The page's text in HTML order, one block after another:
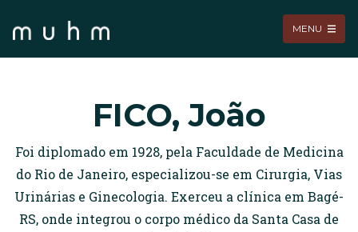
MENU
FICO, João
Foi diplomado em 1928, pela Faculdade de Medicina
do Rio de Janeiro, especializou-se em Cirurgia, Vias
Urinárias e Ginecologia. Exerceu a clínica em Bagé-
RS, onde integrou o corpo médico da Santa Casa de